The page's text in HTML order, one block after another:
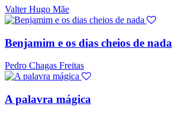
Valter Hugo Mãe
Benjamim e os dias cheios de nada
Pedro Chagas Freitas
A palavra mágica